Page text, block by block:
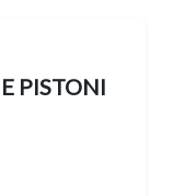
PISTONI